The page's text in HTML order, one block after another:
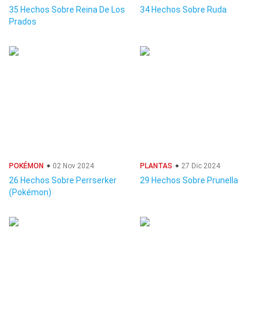
35 Hechos Sobre Reina De Los
Prados
34 Hechos Sobre Ruda
POKÉMON 02 Nov 2024
26 Hechos Sobre Perrserker
(Pokémon)
PLANTAS 27 Dic 2024
29 Hechos Sobre Prunella